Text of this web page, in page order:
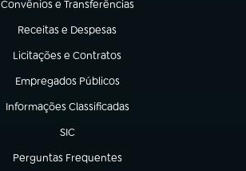
Convênios e Transferências
(abre em nova aba)
Receitas e Despesas
(abre em nova aba)
Licitações e Contratos
(abre em nova aba)
Empregados Públicos
(abre em nova aba)
Informações Classificadas
(abre em nova aba)
SIC
(abre em nova aba)
Perguntas Frequentes
(abre em nova aba)